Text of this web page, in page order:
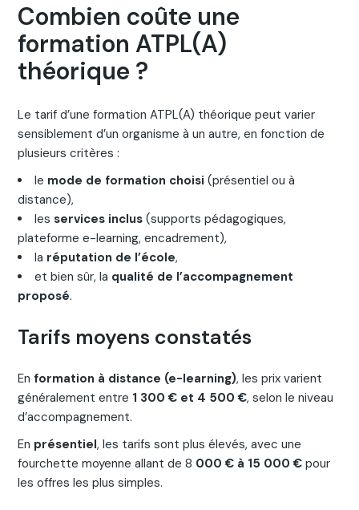
Combien coûte une
formation ATPL(A)
théorique ?
Le tarif d’une formation ATPL(A) théorique peut varier
sensiblement d’un organisme à un autre, en fonction de
plusieurs critères :
le mode de formation choisi (présentiel ou à
distance),
lesservices inclus (supports pédagogiques,
plateforme e-learning, encadrement),
la réputation de l’école,
et bien sûr, la qualité de l’accompagnement
proposé.
Tarifs moyens constatés
En formation à distance (e-learning), les prix varient
généralement entre 1 300 € et 4 500 €, selon le niveau
d’accompagnement.
En présentiel, les tarifs sont plus élevés, avec une
fourchette moyenne allant de 8 000 € à 15 000 € pour
les offres les plus simples.